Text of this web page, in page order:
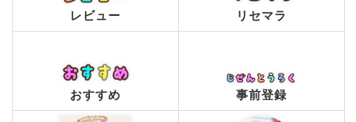
レビュー リセマラ
おすすめ 事前登録